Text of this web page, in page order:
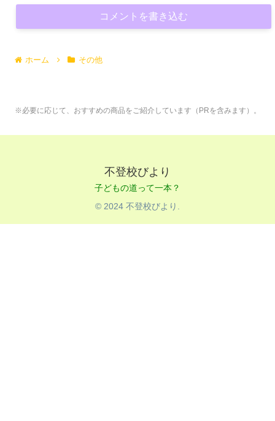
コメントを書き込む
ホーム その他
※必要に応じて、おすすめの商品をご紹介しています（PRを含みます）。
不登校びより
© 2024 不登校びより.